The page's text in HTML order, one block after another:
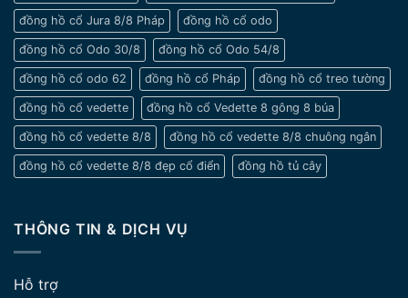
đồng hồ cổ Jura 8/8 Pháp đồng hồ cổ odo
đồng hồ cổ Odo 30/8 đồng hồ cổ Odo 54/8
đồng hồ cổ odo 62 đồng hồ cổ Pháp đồng hồ cổ treo tường
đồng hồ cổ vedette đồng hồ cổ Vedette 8 gông 8 búa
đồng hồ cổ vedette 8/8 đồng hồ cổ vedette 8/8 chuông ngân
đồng hồ cổ vedette 8/8 đẹp cổ điển đồng hồ tủ cây
THÔNG TIN & DỊCH VỤ
Hỗ trợ